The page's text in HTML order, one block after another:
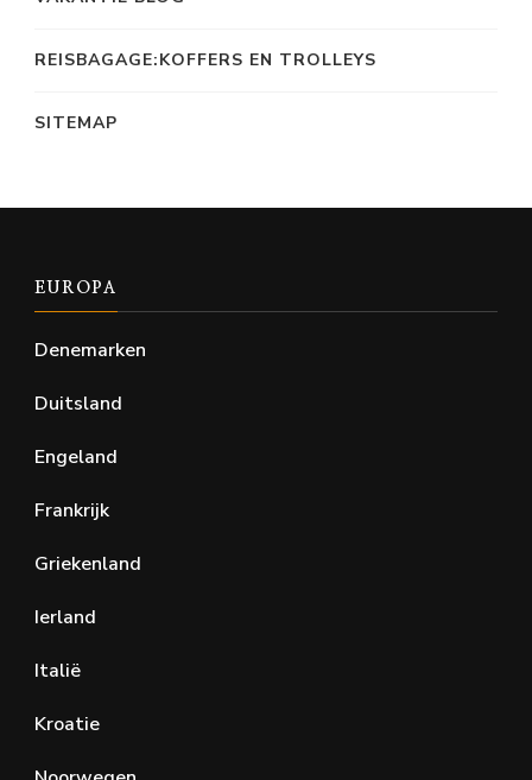
REISBAGAGE:KOFFERS EN TROLLEYS
SITEMAP
EUROPA
Denemarken
Duitsland
Engeland
Frankrijk
Griekenland
Ierland
Italië
Kroatie